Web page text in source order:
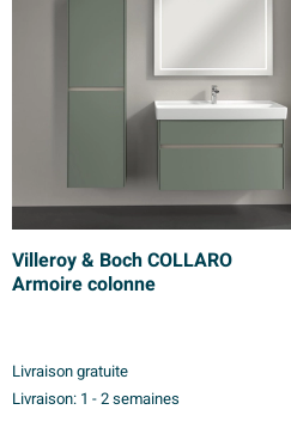
Villeroy & Boch COLLARO
Armoire colonne
Livraison gratuite
Livraison: 1 - 2 semaines